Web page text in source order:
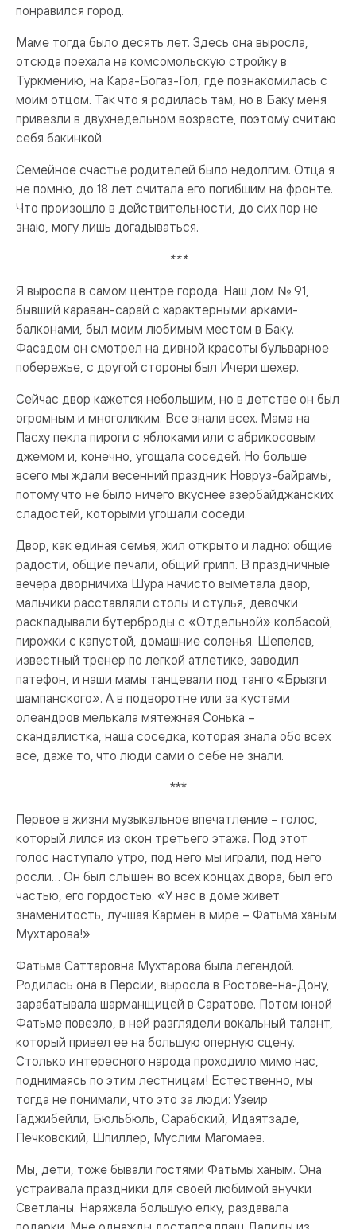
понравился город.
Маме тогда было десять лет. Здесь она выросла,
отсюда поехала на комсомольскую стройку в
Туркмению, на Кара-Богаз-Гол, где познакомилась с
моим отцом. Так что я родилась там, но в Баку меня
привезли в двухнедельном возрасте, поэтому считаю
себя бакинкой.
Семейное счастье родителей было недолгим. Отца я
не помню, до 18 лет считала его погибшим на фронте.
Что произошло в действительности, до сих пор не
знаю, могу лишь догадываться.
***
Я выросла в самом центре города. Наш дом № 91,
бывший караван-сарай с характерными арками-
балконами, был моим любимым местом в Баку.
Фасадом он смотрел на дивной красоты бульварное
побережье, с другой стороны был Ичери шехер.
Сейчас двор кажется небольшим, но в детстве он был
огромным и многоликим. Все знали всех. Мама на
Пасху пекла пироги с яблоками или с абрикосовым
джемом и, конечно, угощала соседей. Но больше
всего мы ждали весенний праздник Новруз-байрамы,
потому что не было ничего вкуснее азербайджанских
сладостей, которыми угощали соседи.
Двор, как единая семья, жил открыто и ладно: общие
радости, общие печали, общий грипп. В праздничные
вечера дворничиха Шура начисто выметала двор,
мальчики расставляли столы и стулья, девочки
раскладывали бутерброды с «Отдельной» колбасой,
пирожки с капустой, домашние соленья. Шепелев,
известный тренер по легкой атлетике, заводил
патефон, и наши мамы танцевали под танго «Брызги
шампанского». А в подворотне или за кустами
олеандров мелькала мятежная Сонька –
скандалистка, наша соседка, которая знала обо всех
всё, даже то, что люди сами о себе не знали.
***
Первое в жизни музыкальное впечатление – голос,
который лился из окон третьего этажа. Под этот
голос наступало утро, под него мы играли, под него
росли… Он был слышен во всех концах двора, был его
частью, его гордостью. «У нас в доме живет
знаменитость, лучшая Кармен в мире – Фатьма ханым
Мухтарова!»
Фатьма Саттаровна Мухтарова была легендой.
Родилась она в Персии, выросла в Ростове-на-Дону,
зарабатывала шарманщицей в Саратове. Потом юной
Фатьме повезло, в ней разглядели вокальный талант,
который привел ее на большую оперную сцену.
Столько интересного народа проходило мимо нас,
поднимаясь по этим лестницам! Естественно, мы
тогда не понимали, что это за люди: Узеир
Гаджибейли, Бюльбюль, Сарабский, Идаятзаде,
Печковский, Шпиллер, Муслим Магомаев.
Мы, дети, тоже бывали гостями Фатьмы ханым. Она
устраивала праздники для своей любимой внучки
Светланы. Наряжала большую елку, раздавала